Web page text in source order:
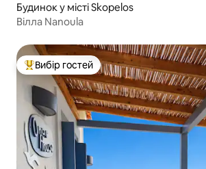
Будинок у місті Skopelos
Вілла Nanoula
Топ вибір гостей
Вибір гостей